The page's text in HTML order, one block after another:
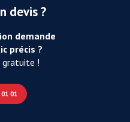
devis ?
demande
précis ?
gratuite !
01